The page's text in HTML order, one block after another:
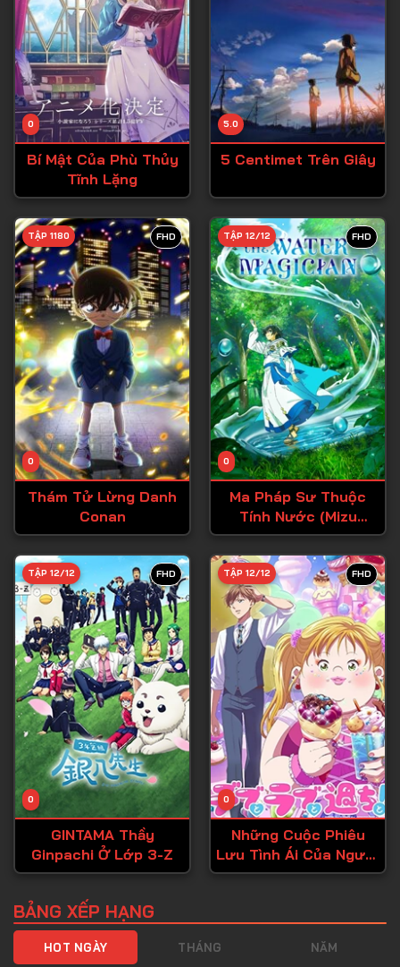
Tập 22
Tập 23
Tập 24
Tập 25
Tập 26
Tập 29
Tập 30
Tập 31
Tập 32
Tập 33
Tập 34
Tập 35
Tập 36
Tập 39
Tập 40
Tập 41
Tập 42
Tập 43
Tập 44
Tập 45
Tập 46
Tập 47
Tập 49
0
Bí Mật Của Phù Thủy
Tĩnh Lặng
5.0
5 Centimet Trên Giây
FHD
0
TẬP 1180
Thám Tử Lừng Danh
Conan
FHD
0
TẬP 12/12
Ma Pháp Sư Thuộc
Tính Nước (Mizu
Zokusei no
Mahoutsukai)
FHD
0
TẬP 12/12
GINTAMA Thầy
Ginpachi Ở Lớp 3-Z
FHD
0
TẬP 12/12
Những Cuộc Phiêu
Lưu Tình Ái Của Người
Ngoại Cỡ!
BẢNG XẾP HẠNG
HOT NGÀY THÁNG NĂM